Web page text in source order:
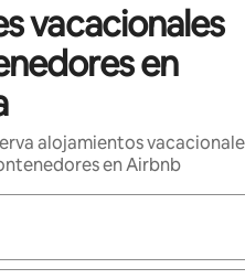
vacacionales
en
alojamientos
en Airbnb
estén disponibles,